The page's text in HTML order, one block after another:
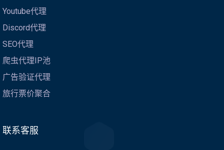
Youtube代理
Discord代理
SEO代理
爬虫代理IP池
广告验证代理
旅行票价聚合
联系客服